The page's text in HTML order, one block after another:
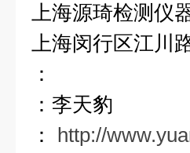
上海源琦检测仪
上海闵行区江川
：
：李天豹
：
http://